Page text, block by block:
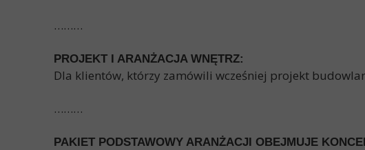
………
PROJEKT I ARANŻACJA WNĘTRZ:
Dla klientów, którzy zamówili wcześniej projekt
………
PAKIET PODSTAWOWY ARANŻACJI OBEJMUJE